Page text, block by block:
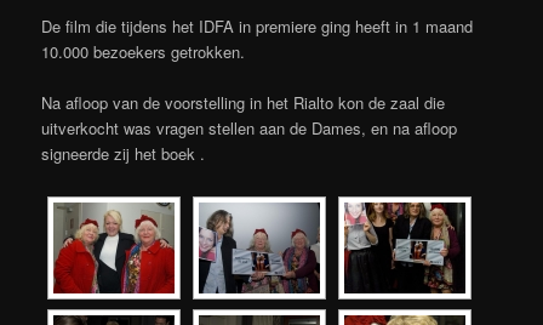
De film die tijdens het IDFA in premiere ging heeft in 1 maand
10.000 bezoekers getrokken.
Na afloop van de voorstelling in het Rialto kon de zaal die
uitverkocht was vragen stellen aan de Dames, en na afloop
signeerde zij het boek .